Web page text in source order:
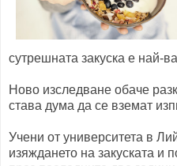
сутрешната закуска е най-
Ново изследване обаче
става дума да се вземат
Учени от университета в
изяждането на закуската и